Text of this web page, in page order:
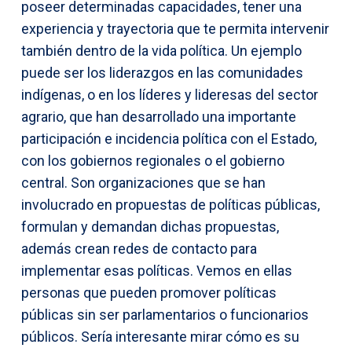
poseer determinadas capacidades, tener una
experiencia y trayectoria que te permita intervenir
también dentro de la vida política. Un ejemplo
puede ser los liderazgos en las comunidades
indígenas, o en los líderes y lideresas del sector
agrario, que han desarrollado una importante
participación e incidencia política con el Estado,
con los gobiernos regionales o el gobierno
central. Son organizaciones que se han
involucrado en propuestas de políticas públicas,
formulan y demandan dichas propuestas,
además crean redes de contacto para
implementar esas políticas. Vemos en ellas
personas que pueden promover políticas
públicas sin ser parlamentarios o funcionarios
públicos. Sería interesante mirar cómo es su